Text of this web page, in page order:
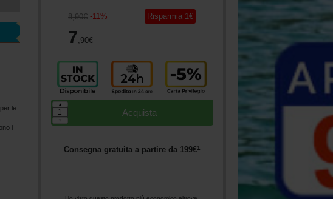
le
i
8,90€ -11%
7,90€
Risparmia 1€
Acquista
▲
Consegna gratuita a partire da 199€1